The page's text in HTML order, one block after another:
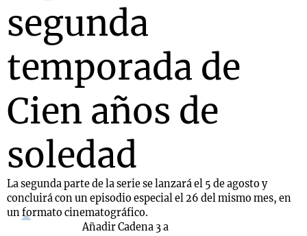
segunda
temporada de
Cien años de
soledad
La segunda parte de la serie se lanzará el 5 de agosto y
concluirá con un episodio especial el 26 del mismo mes, en
un formato cinematográfico.
Añadir Cadena 3 a